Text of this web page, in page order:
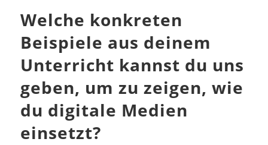
Welche konkreten
Beispiele aus deinem
Unterricht kannst du uns
geben, um zu zeigen, wie
du digitale Medien
einsetzt?